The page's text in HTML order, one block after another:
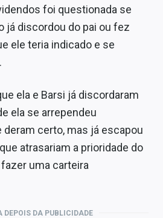
foi questionada se
já discordou do pai ou fez
ele teria indicado e se
ela e Barsi já discordaram
ela se arrependeu
deram certo, mas já escapou
atrasariam a prioridade do
uma carteira
DEPOIS DA PUBLICIDADE